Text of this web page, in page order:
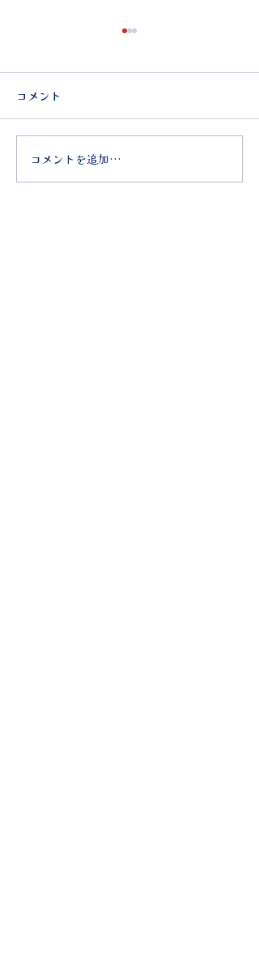
すみだ社中交歓すみだ社
中交歓㉛ 〜貝崎さんお城
コメント
コメントを追加…